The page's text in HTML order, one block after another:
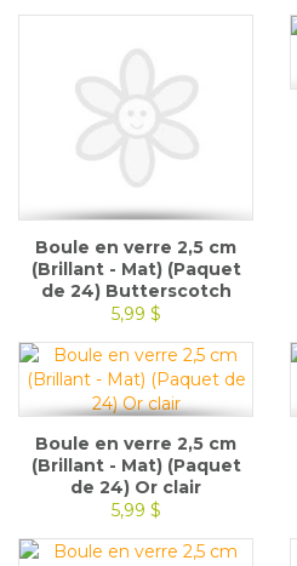
Boule en verre 2,5 cm
(Brillant - Mat) (Paquet
de 24) Butterscotch
5,99 $
Boule en verre 2,5 cm
(Brillant - Mat) (Paquet
de 24) Or clair
5,99 $